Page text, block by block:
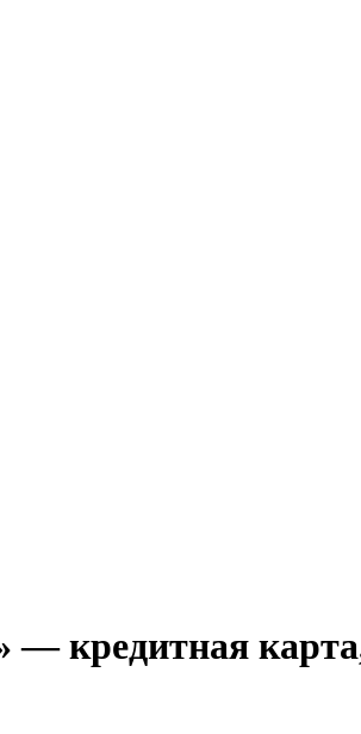
кредитная